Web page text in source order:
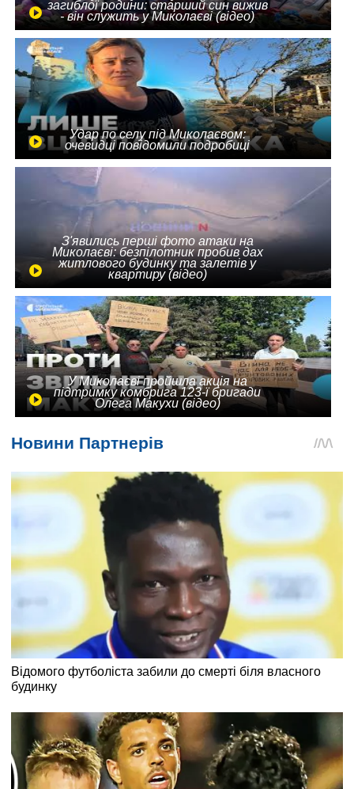
загиблої родини: старший син вижив
- він служить у Миколаєві (відео)
Удар по селу під Миколаєвом:
очевидці повідомили подробиці
З'явились перші фото атаки на
Миколаєві: безпілотник пробив дах
житлового будинку та залетів у
квартиру (відео)
У Миколаєві пройшла акція на
підтримку комбрига 123-ї бригади
Олега Макухи (відео)